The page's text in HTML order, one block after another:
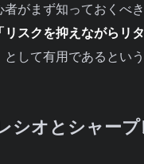
者がまず知っておくべ
リスクを抑えながらリ
として有用であるという
シオとシャー